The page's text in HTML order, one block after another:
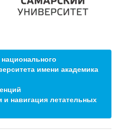
имени академика
навигация летательных